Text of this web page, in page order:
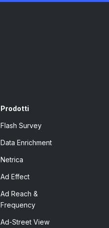
Prodotti
Flash Survey
Data Enrichment
Netrica
Ad Effect
Ad Reach &
Frequency
Ad-Street View